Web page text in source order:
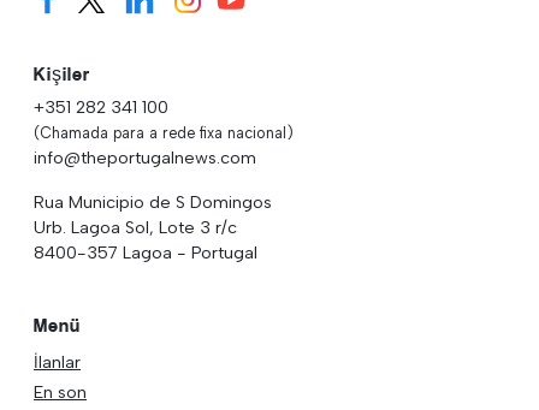
Kişiler
+351 282 341 100
(Chamada para a rede fixa nacional)
info@theportugalnews.com
Rua Municipio de S Domingos
Urb. Lagoa Sol, Lote 3 r/c
8400-357 Lagoa - Portugal
Menü
İlanlar
En son